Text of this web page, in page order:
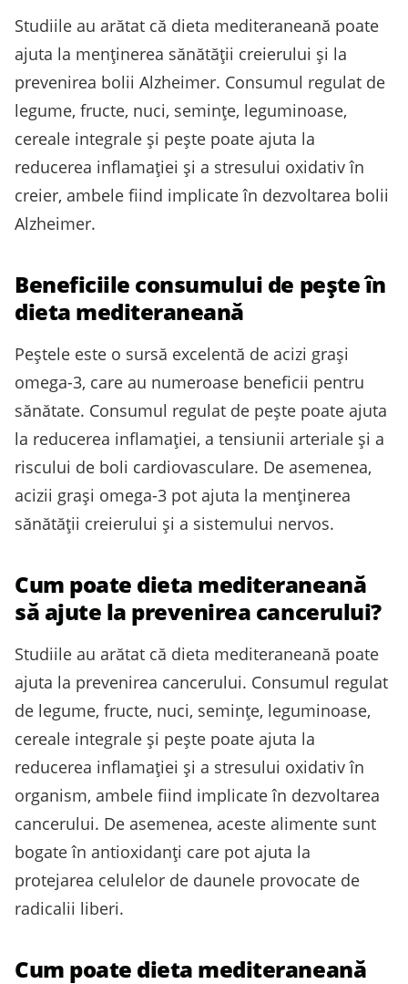
Studiile au arătat că dieta mediteraneană poate
ajuta la menținerea sănătății creierului și la
prevenirea bolii Alzheimer. Consumul regulat de
legume, fructe, nuci, semințe, leguminoase,
cereale integrale și pește poate ajuta la
reducerea inflamației și a stresului oxidativ în
creier, ambele fiind implicate în dezvoltarea bolii
Alzheimer.
Beneficiile consumului de pește în
dieta mediteraneană
Peștele este o sursă excelentă de acizi grași
omega-3, care au numeroase beneficii pentru
sănătate. Consumul regulat de pește poate ajuta
la reducerea inflamației, a tensiunii arteriale și a
riscului de boli cardiovasculare. De asemenea,
acizii grași omega-3 pot ajuta la menținerea
sănătății creierului și a sistemului nervos.
Cum poate dieta mediteraneană
să ajute la prevenirea cancerului?
Studiile au arătat că dieta mediteraneană poate
ajuta la prevenirea cancerului. Consumul regulat
de legume, fructe, nuci, semințe, leguminoase,
cereale integrale și pește poate ajuta la
reducerea inflamației și a stresului oxidativ în
organism, ambele fiind implicate în dezvoltarea
cancerului. De asemenea, aceste alimente sunt
bogate în antioxidanți care pot ajuta la
protejarea celulelor de daunele provocate de
radicalii liberi.
Cum poate dieta mediteraneană